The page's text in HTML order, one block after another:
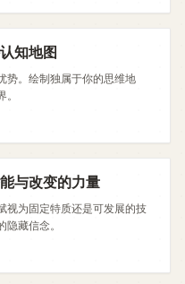
知地图
势。绘制独属于你的思维地
与改变的力量
视为固定特质还是可发展的技
藏信念。